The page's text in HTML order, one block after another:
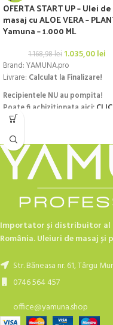
OFERTA START UP – Ulei de
masaj cu ALOE VERA –
Yamuna – 1.000 ML
1.168,98lei 1.035,00lei
Brand: YAMUNA.pro
Livrare: Calculat la Finalizare!
Recipientele NU au pompita!
Poate fi achizitionata aici:
Importator și distribuitor al
România. Uleiuri de masaj
Str. Băneasa nr. 61, Târgu
0746 564 457
office@yamuna.shop